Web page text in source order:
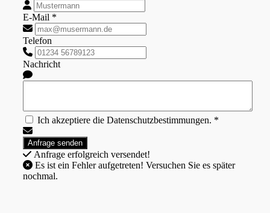
E-Mail *
Telefon
Nachricht
Ich akzeptiere die Datenschutzbestimmungen. *
Anfrage erfolgreich versendet!
nochmal.